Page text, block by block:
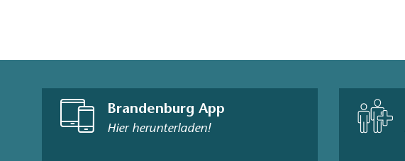
Brandenburg App
Hier herunterladen!